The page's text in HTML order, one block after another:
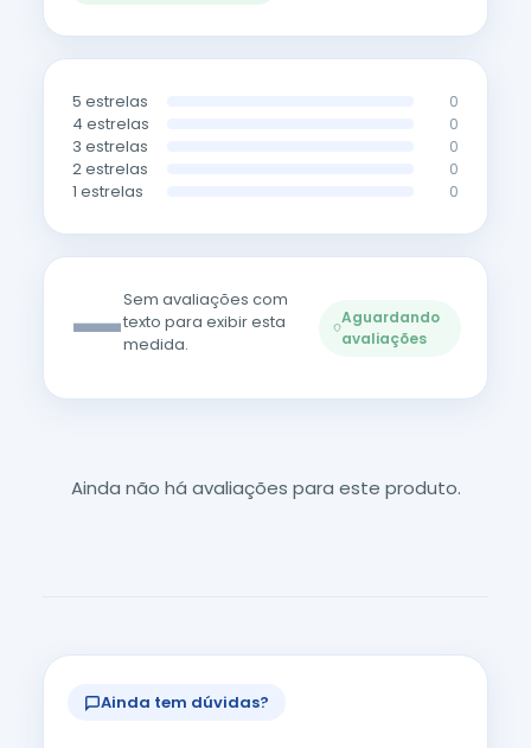
5 estrelas 0
4 estrelas 0
3 estrelas 0
2 estrelas 0
1 estrelas 0
—Sem avaliações com
texto para exibir esta
medida.
Aguardando
avaliações
Ainda não há avaliações para este produto.
Ainda tem dúvidas?